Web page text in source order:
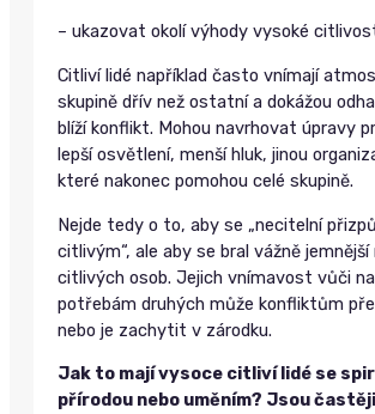
– ukazovat okolí výhody vysoké
Citliví lidé například často vnímají
skupině dřív než ostatní a dokážou
blíží konflikt. Mohou navrhovat úpravy
lepší osvětlení, menší hluk, jinou
které nakonec pomohou celé skupině.
Nejde tedy o to, aby se „necitelní
citlivým“, ale aby se bral vážně jemnější
citlivých osob. Jejich vnímavost vůči
potřebám druhých může konfliktům
nebo je zachytit v zárodku.
Jak to mají vysoce citliví lidé se
přírodou nebo uměním? Jsou